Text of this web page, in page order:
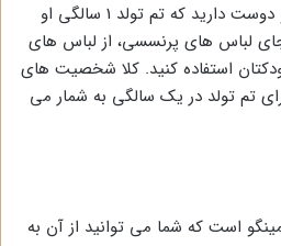
البته اگر فرزندتان پسر است و دوست دارید که تم تولد 1 سالگی او
جای لباس های پرنسسی، از لباس های
استفاده کنید. کلا شخصیت های
تم تولد در یک سالگی به شمار می
است که شما می توانید از آن به